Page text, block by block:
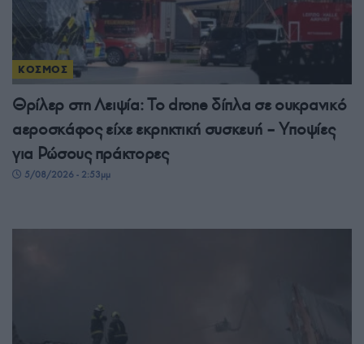
ΚΟΣΜΟΣ
Θρίλερ στη Λειψία: Το drone δίπλα σε ουκρανικό
αεροσκάφος είχε εκρηκτική συσκευή – Υποψίες
για Ρώσους πράκτορες
5/08/2026 - 2:53μμ